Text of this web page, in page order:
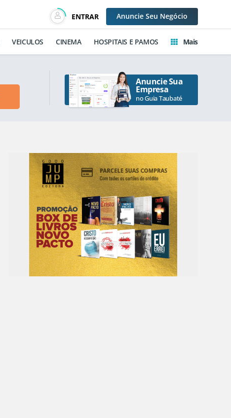
ENTRAR Anuncie Seu Negócio
VEICULOS CINEMA HOSPITAIS E PAMOS Mais
Anuncie Sua
Empresa
no Guia Taubaté